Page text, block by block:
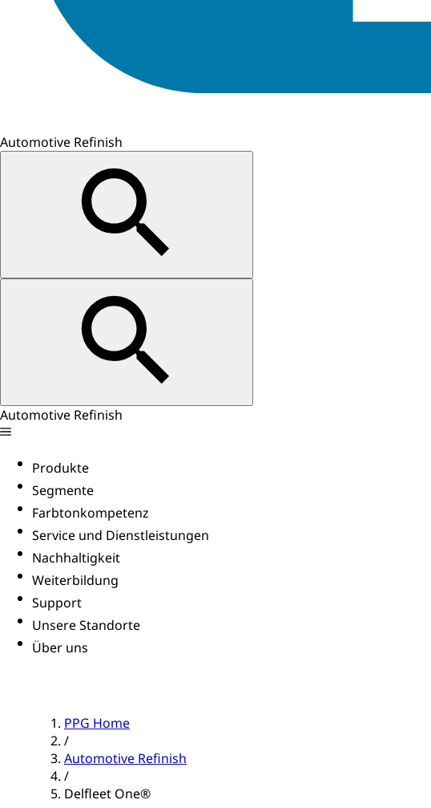
Automotive Refinish
Automotive Refinish
Produkte
Segmente
Farbtonkompetenz
Service und Dienstleistungen
Nachhaltigkeit
Weiterbildung
Support
Unsere Standorte
Über uns
PPG Home
/
Automotive Refinish
/
Delfleet One®